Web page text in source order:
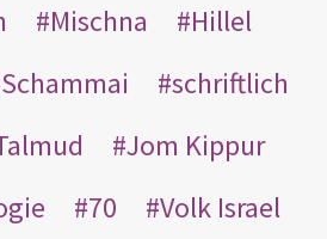
Mischna
Hillel
Schammai
schriftlich
Jom Kippur
70
Volk Israel